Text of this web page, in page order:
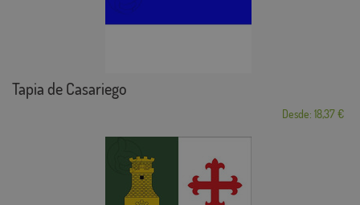
Tapia de Casariego
Desde: 18,37 €